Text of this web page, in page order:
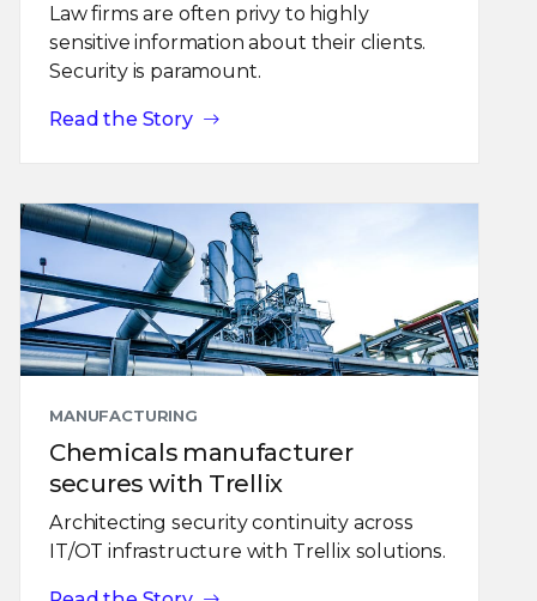
Law firms are often privy to highly
sensitive information about their clients.
Security is paramount.
Read the Story
MANUFACTURING
Chemicals manufacturer
secures with Trellix
Architecting security continuity across
IT/OT infrastructure with Trellix solutions.